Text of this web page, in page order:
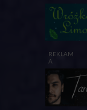
REKLAM
A